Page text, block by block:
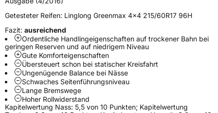
Verstärkt XL
EU Label
EffizienzD
NasshaftungB
Getesteter Reifen: Linglong Greenmax 4x4 215/60R17 96H
Fazit: ausreichend
Ordentliche Handlingeigenschaften auf trockener Bahn bei
geringen Reserven und auf niedrigem Niveau
Gute Komforteigenschaften
Übersteuert schon bei statischer Kreisfahrt
Ungenügende Balance bei Nässe
Schwaches Seitenführungsniveau
Lange Bremswege
Hoher Rollwiderstand
Kapitelwertung Nass: 5,5 von 10 Punkten; Kapitelwertung